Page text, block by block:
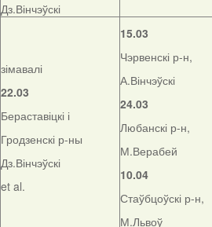
Дз.Вінчэўскі
зімавалі
22.03
Бераставіцкі і
Гродзенскі р-ны
Дз.Вінчэўскі
et al.
15.03
Чэрвенскі р-н,
А.Вінчэўскі
24.03
Любанскі р-н,
М.Верабей
10.04
Стаўбцоўскі р-н,
М.Львоў